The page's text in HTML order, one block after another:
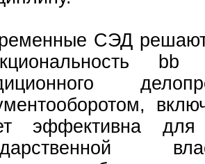
СЭД решают
эффективна